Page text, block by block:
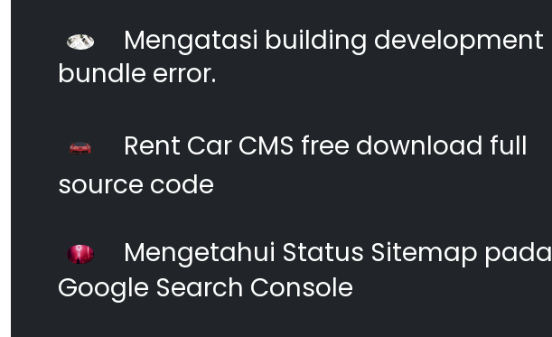
Mengatasi building development
bundle error.
Rent Car CMS free download full
source code
Mengetahui Status Sitemap pada
Google Search Console